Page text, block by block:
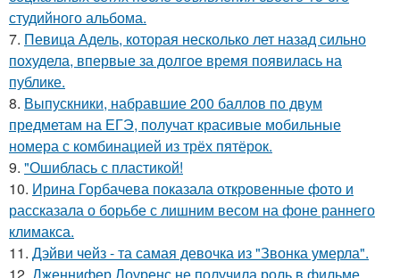
студийного альбома.
7. Певица Адель, которая несколько лет назад сильно
похудела, впервые за долгое время появилась на
публике.
8. Выпускники, набравшие 200 баллов по двум
предметам на ЕГЭ, получат красивые мобильные
номера с комбинацией из трёх пятёрок.
9. "Ошиблась с пластикой!
10. Ирина Горбачева показала откровенные фото и
рассказала о борьбе с лишним весом на фоне раннего
климакса.
11. Дэйви чейз - та самая девочка из "Звонка умерла".
12. Дженнифер Лоуренс не получила роль в фильме